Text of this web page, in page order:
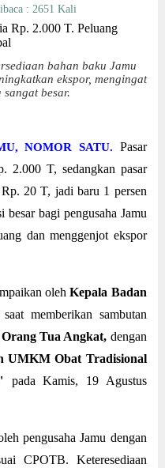
: 2651 Kali
bahan baku Jamu
ekspor, mengingat
besar.
NOMOR SATU. Pasar
2.000 T, sedangkan pasar
20 T, jadi baru 1 persen
bagi pengusaha Jamu
dan menggenjot ekspor
olehKepala Badan
memberikan sambutan
Tua Angkat, dengan
UMKM Obat Tradisional
pada Kamis, 19 Agustus
pengusaha Jamu dengan
CPOTB. Keteresediaan